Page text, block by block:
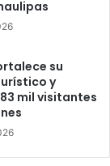
su
y
mil visitantes